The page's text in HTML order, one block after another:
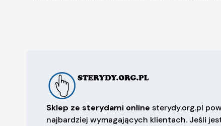
Sklep ze sterydami online sterydy.org.pl
najbardziej wymagających klientach. Jeśli